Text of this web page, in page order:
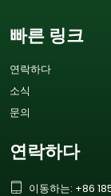
빠른 링크
연락하다
소식
문의
연락하다
 이동하는: +86